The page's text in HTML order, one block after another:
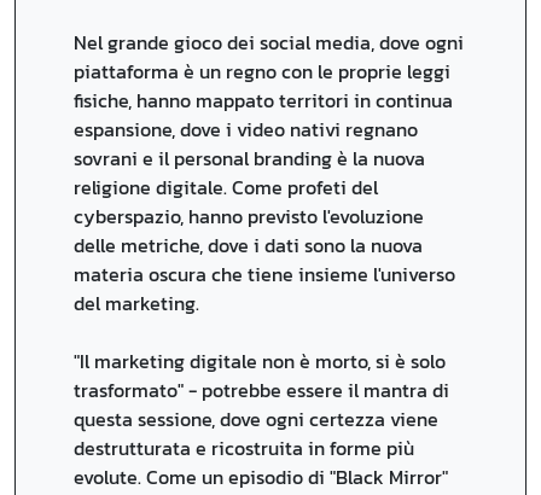
Nel grande gioco dei social media, dove ogni
piattaforma è un regno con le proprie leggi
fisiche, hanno mappato territori in continua
espansione, dove i video nativi regnano
sovrani e il personal branding è la nuova
religione digitale. Come profeti del
cyberspazio, hanno previsto l'evoluzione
delle metriche, dove i dati sono la nuova
materia oscura che tiene insieme l'universo
del marketing.
"Il marketing digitale non è morto, si è solo
trasformato" - potrebbe essere il mantra di
questa sessione, dove ogni certezza viene
destrutturata e ricostruita in forme più
evolute. Come un episodio di "Black Mirror"